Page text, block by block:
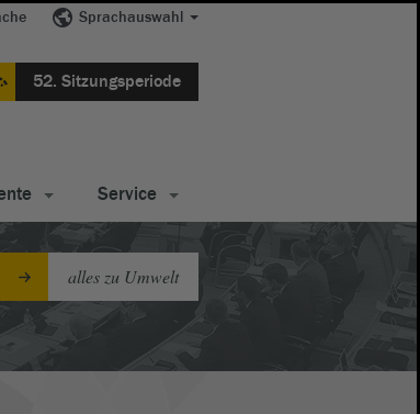
Sprachauswahl
52. Sitzungsperiode
Service
alles zu Umwelt